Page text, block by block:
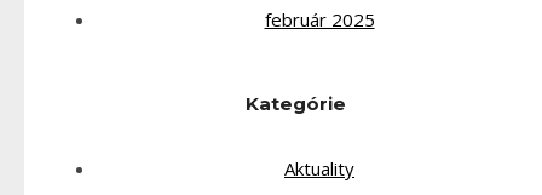
február 2025
Kategórie
Aktuality